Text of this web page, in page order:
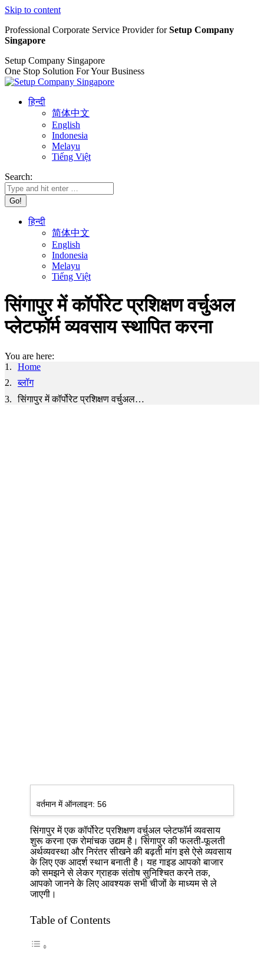
Skip to content
Professional Corporate Service Provider forSetup Company
Singapore
Setup Company Singapore
One Stop Solution For Your Business
हिन्दी
简体中文
English
Indonesia
Melayu
Tiếng Việt
Search:
हिन्दी
简体中文
English
Indonesia
Melayu
Tiếng Việt
सिंगापुर में कॉर्पोरेट प्रशिक्षण वर्चुअल
प्लेटफॉर्म व्यवसाय स्थापित करना
You are here:
Home
ब्लॉग
सिंगापुर में कॉर्पोरेट प्रशिक्षण वर्चुअल…
वर्तमान में ऑनलाइन:56
सिंगापुर में एक कॉर्पोरेट प्रशिक्षण वर्चुअल प्लेटफॉर्म व्यवसाय
शुरू करना एक रोमांचक उद्यम है। सिंगापुर की फलती-फूलती
अर्थव्यवस्था और निरंतर सीखने की बढ़ती मांग इसे ऐसे व्यवसाय
के लिए एक आदर्श स्थान बनाती है। यह गाइड आपको बाजार
को समझने से लेकर ग्राहक संतोष सुनिश्चित करने तक,
आपको जानने के लिए आवश्यक सभी चीजों के माध्यम से ले
जाएगी।
Table of Contents